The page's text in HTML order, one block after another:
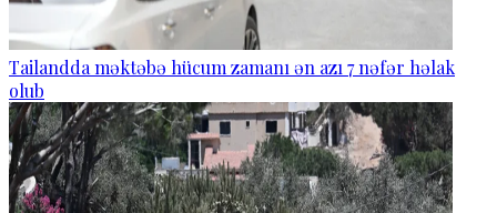
Tailandda məktəbə hücum zamanı ən azı 7 nəfər həlak
olub